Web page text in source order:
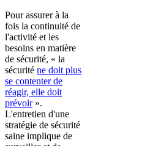
Pour assurer à la
fois la continuité de
l'activité et les
besoins en matière
de sécurité, « la
sécurité ne doit plus
se contenter de
réagir, elle doit
prévoir».
L'entretien d'une
stratégie de sécurité
saine implique de